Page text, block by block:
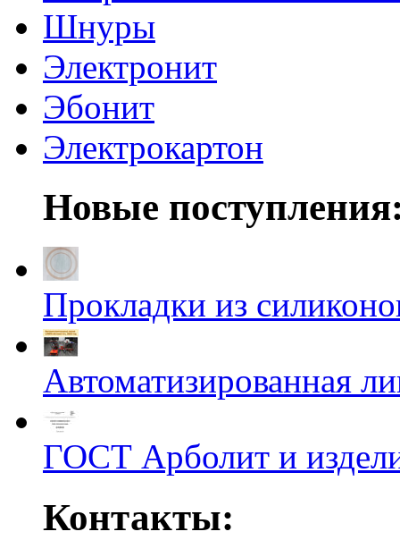
Шнуры
Электронит
Эбонит
Электрокартон
Новые
Прокладки из
Автоматизированная
ГОСТ Арболит и
Контакты: